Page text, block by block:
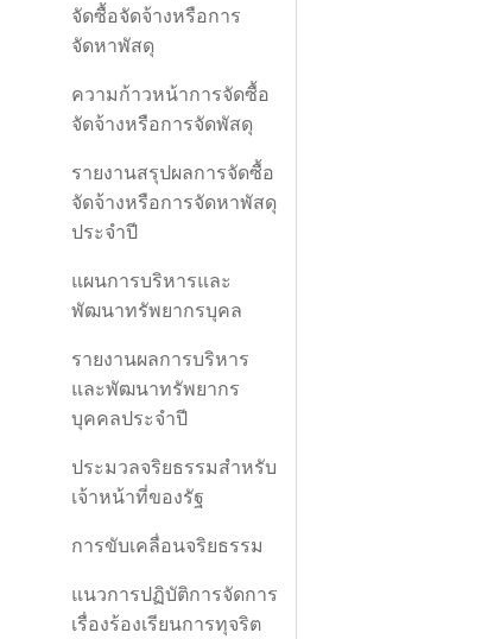
จัดซื้อจัดจ้างหรือการ
จัดหาพัสดุ
ความก้าวหน้าการจัดซื้อ
จัดจ้างหรือการจัดพัสดุ
รายงานสรุปผลการจัดซื้อ
จัดจ้างหรือการจัดหาพัสดุ
ประจำปี
แผนการบริหารและ
พัฒนาทรัพยากรบุคล
รายงานผลการบริหาร
และพัฒนาทรัพยากร
บุคคลประจำปี
ประมวลจริยธรรมสำหรับ
เจ้าหน้าที่ของรัฐ
การขับเคลื่อนจริยธรรม
แนวการปฏิบัติการจัดการ
เรื่องร้องเรียนการทุจริต